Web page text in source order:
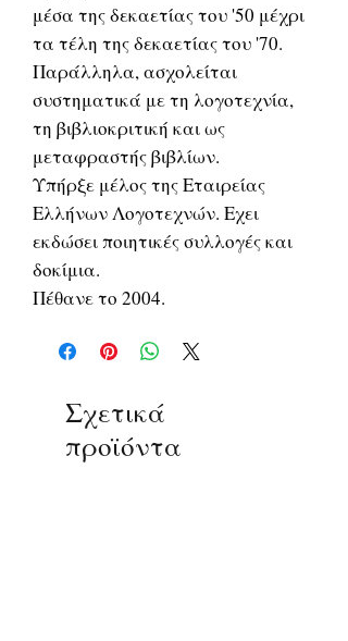
μέσα της δεκαετίας του '50 μέχρι
τα τέλη της δεκαετίας του '70.
Παράλληλα, ασχολείται
συστηματικά με τη λογοτεχνία,
τη βιβλιοκριτική και ως
μεταφραστής βιβλίων.
Υπήρξε μέλος της Εταιρείας
Ελλήνων Λογοτεχνών. Εχει
εκδώσει ποιητικές συλλογές και
δοκίμια.
Πέθανε το 2004.
Σχετικά
προϊόντα